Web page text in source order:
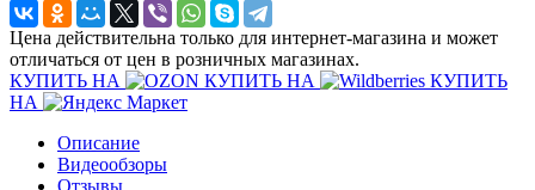
Цена действительна только для интернет-магазина и может
отличаться от цен в розничных магазинах.
КУПИТЬ НА
КУПИТЬ НА
КУПИТЬ
НА
Описание
Видеообзоры